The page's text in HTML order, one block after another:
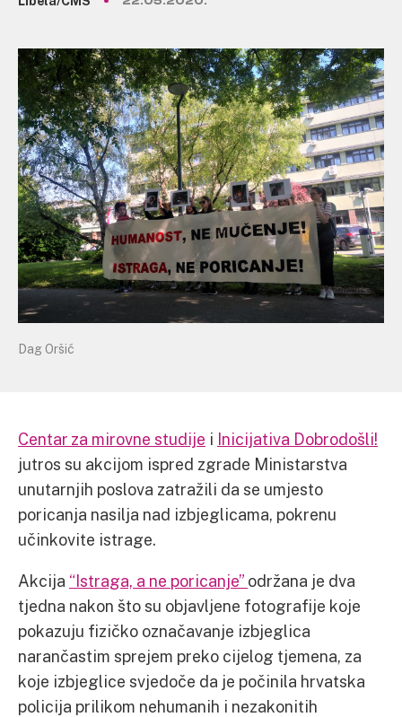
Dag Oršić
Centar za mirovne studije i Inicijativa Dobrodošli!
jutros su akcijom ispred zgrade Ministarstva
unutarnjih poslova zatražili da se umjesto
poricanja nasilja nad izbjeglicama, pokrenu
učinkovite istrage.
Akcija “Istraga, a ne poricanje” održana je dva
tjedna nakon što su objavljene fotografije koje
pokazuju fizičko označavanje izbjeglica
narančastim sprejem preko cijelog tjemena, za
koje izbjeglice svjedoče da je počinila hrvatska
policija prilikom nehumanih i nezakonitih